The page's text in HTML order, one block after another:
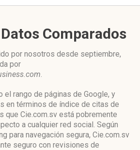
Comparados
por nosotros desde septiembre,
por
.
el rango de páginas de Google, y
en términos de índice de citas de
que Cie.com.sv está pobremente
a cualquier red social. Según
para navegación segura, Cie.com.sv
seguro con revisiones de